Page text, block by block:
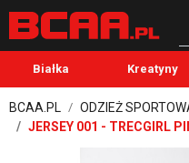
Białka Kreatyny
BCAA.PL
ODZIEŻ
JERSEY 001 - TRECGIRL